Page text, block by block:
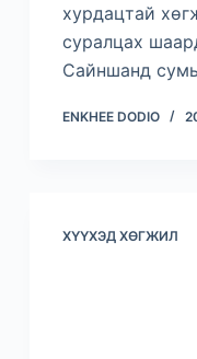
хурдацтай
суралцах
Сайншанд
ENKHEE DODIO
ХҮҮХЭД ХӨГЖИЛ